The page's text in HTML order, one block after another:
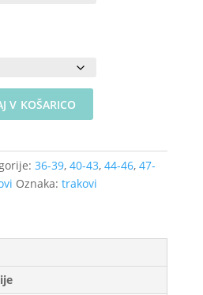
V KOŠARICO
36-39, 40-43, 44-46, 47-
Oznaka: trakovi